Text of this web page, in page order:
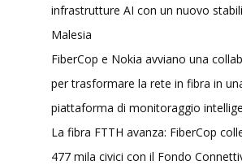
infrastrutture AI con un nuovo
Malesia
FiberCop e Nokia avviano una
per trasformare la rete in fibra in
piattaforma di monitoraggio
La fibra FTTH avanza: FiberCop
477 mila civici con il Fondo